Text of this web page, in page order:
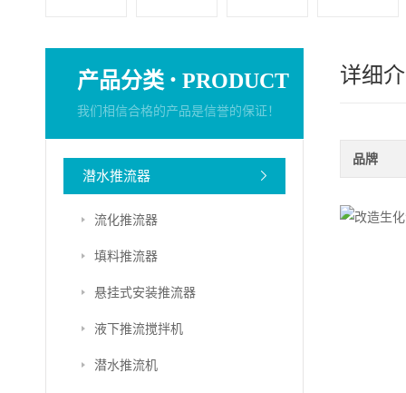
产品分类 · PRODUCT
我们相信合格的产品是信誉的保证！
潜水推流器
流化推流器
填料推流器
悬挂式安装推流器
液下推流搅拌机
潜水推流机
详细
品牌